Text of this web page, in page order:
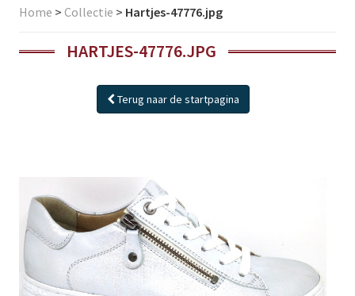
Home > Collectie > Hartjes-47776.jpg
HARTJES-47776.JPG
Terug naar de startpagina